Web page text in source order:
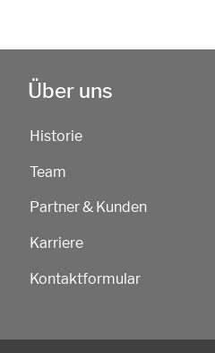
Über uns
Historie
Team
Partner & Kunden
Karriere
Kontaktformular